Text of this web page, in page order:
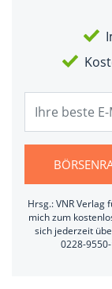
Hrsg.: VNR
mich zum
sich jederzeit
0228-